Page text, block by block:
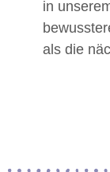
in
als die